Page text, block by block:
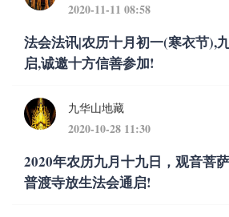
2020-11-11 08:58
法会法讯|农历十月初一(寒衣节),
启,诚邀十方信善参加!
九华山地藏
2020-10-28 11:30
2020年农历九月十九日，观音菩
普渡寺放生法会通启!